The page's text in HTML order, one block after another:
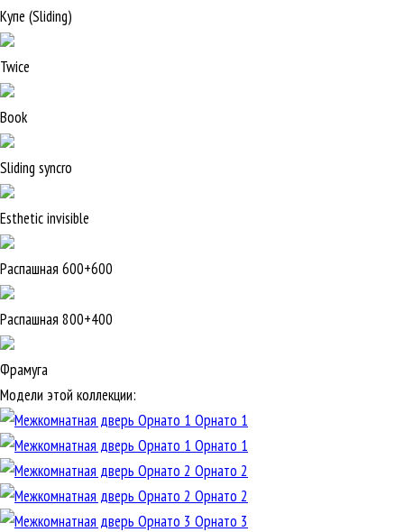
Купе (Sliding)
Twice
Book
Sliding syncro
Esthetic invisible
Распашная 600+600
Распашная 800+400
Фрамуга
Модели этой коллекции:
Орнато 1
Орнато 1
Орнато 2
Орнато 2
Орнато 3